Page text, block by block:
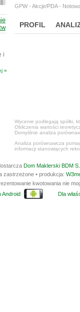
GPW - Akcje/PDA -
PROFIL
Wycenie podlegają spółki,
Obliczenia wartości
Domyślnie analiza
Analiza porównawcza
informacji stanowiących
i
»
Dom Maklerski BDM
zastrzeżone • produkcja:
kwotowania nie
Android Dla